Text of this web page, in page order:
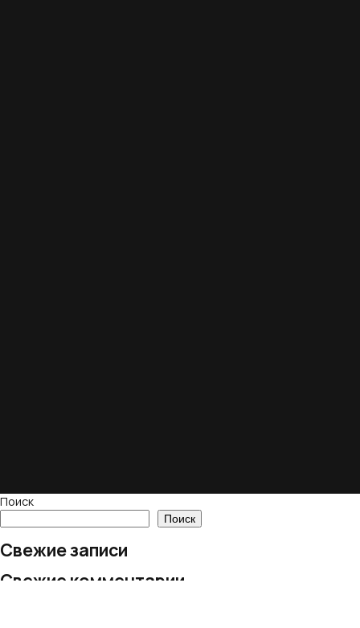
Поиск
Поиск
Свежие записи
Свежие комментарии